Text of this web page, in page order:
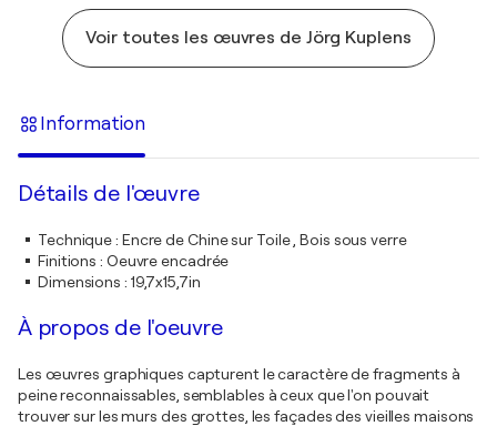
Voir toutes les œuvres de Jörg Kuplens
Information
Détails de l'œuvre
Technique: Encre de Chine sur Toile , Bois sous verre
Finitions : Oeuvre encadrée
Dimensions : 19,7x15,7in
À propos de l'oeuvre
Les œuvres graphiques capturent le caractère de fragments à
peine reconnaissables, semblables à ceux que l'on pouvait
trouver sur les murs des grottes, les façades des vieilles maisons